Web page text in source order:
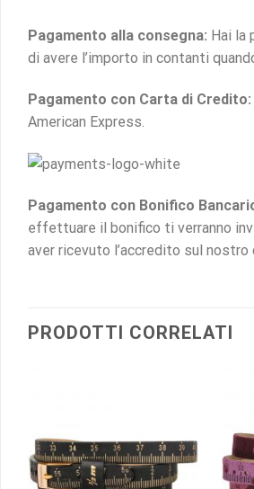
Pagamento alla consegna: Hai la
di avere l’importo in contanti
Pagamento con Carta di Credito:
American Express.
Pagamento con Bonifico
effettuare il bonifico ti verranno
aver ricevuto l’accredito sul nostro
PRODOTTI CORRELATI